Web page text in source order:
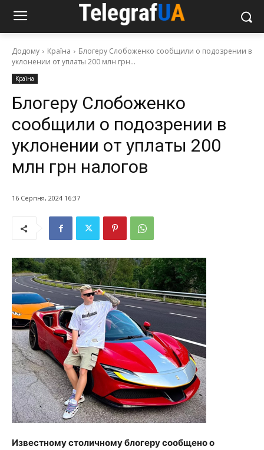
Додому Країна
Блогеру Слобоженко сообщили о подозрении в
уклонении от уплаты 200 млн грн...
Країна
Блогеру Слобоженко
сообщили о подозрении в
уклонении от уплаты 200
млн грн налогов
16 Серпня, 2024 16:37
Известному столичному блогеру сообщено о